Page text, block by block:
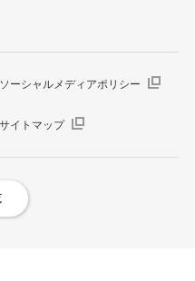
ソーシャルメディアポリシー
サイトマップ